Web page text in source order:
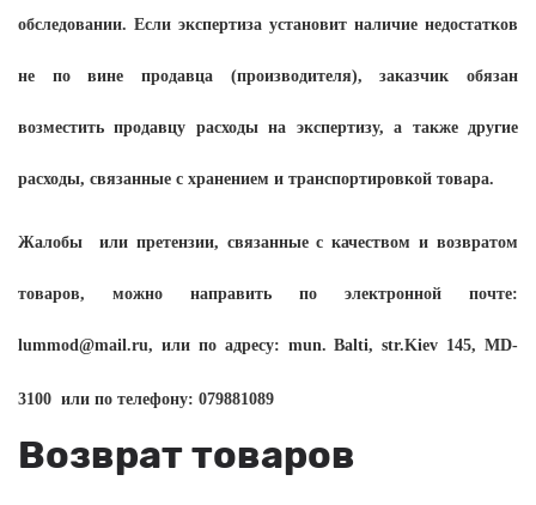
обследовании. Если экспертиза установит наличие недостатков
не по вине продавца (производителя), заказчик обязан
возместить продавцу расходы на экспертизу, а также другие
расходы, связанные с хранением и транспортировкой товара.
Жалобы или претензии, связанные с качеством и возвратом
товаров, можно направить по электронной почте:
lummod@mail.ru, или по адресу: mun.Balti, str.Kiev 145, MD-
3100 или по телефону: 079881089
Возврат товаров